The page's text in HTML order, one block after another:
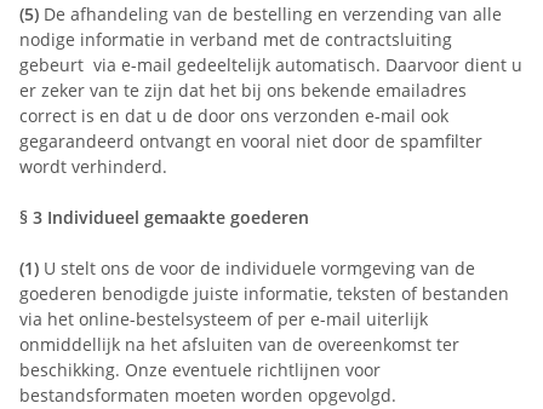
(5) De afhandeling van de bestelling en verzending van alle
nodige informatie in verband met de contractsluiting
gebeurt via e-mail gedeeltelijk automatisch. Daarvoor dient u
er zeker van te zijn dat het bij ons bekende emailadres
correct is en dat u de door ons verzonden e-mail ook
gegarandeerd ontvangt en vooral niet door de spamfilter
wordt verhinderd.
§ 3 Individueel gemaakte goederen
(1) U stelt ons de voor de individuele vormgeving van de
goederen benodigde juiste informatie, teksten of bestanden
via het online-bestelsysteem of per e-mail uiterlijk
onmiddellijk na het afsluiten van de overeenkomst ter
beschikking. Onze eventuele richtlijnen voor
bestandsformaten moeten worden opgevolgd.